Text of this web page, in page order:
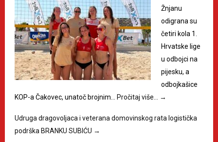
Žnjanu
odigrana su
četiri kola 1.
Hrvatske lige
u odbojci na
pijesku, a
odbojkašice
KOP-a Čakovec, unatoč brojnim… Pročitaj više… →
Udruga dragovoljaca i veterana domovinskog rata logistička
podrška BRANKU SUBIĆU →